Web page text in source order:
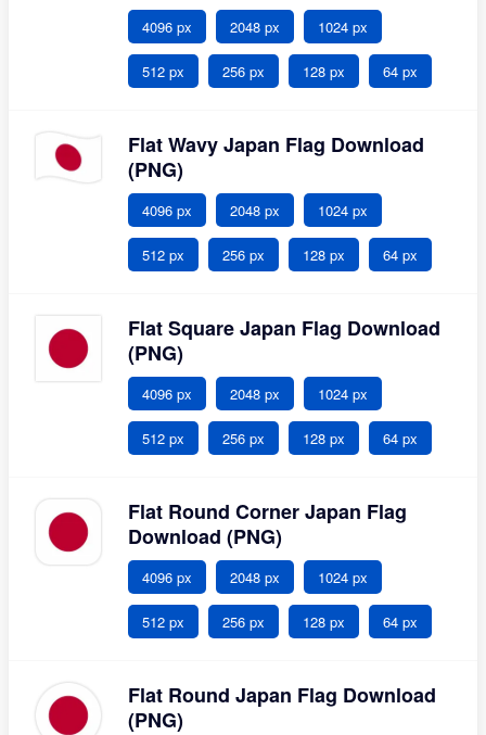
4096 px 2048 px 1024 px
512 px 256 px 128 px 64 px
Flat Wavy Japan Flag Download
(PNG)
4096 px 2048 px 1024 px
512 px 256 px 128 px 64 px
Flat Square Japan Flag Download
(PNG)
4096 px 2048 px 1024 px
512 px 256 px 128 px 64 px
Flat Round Corner Japan Flag
Download (PNG)
4096 px 2048 px 1024 px
512 px 256 px 128 px 64 px
Flat Round Japan Flag Download
(PNG)